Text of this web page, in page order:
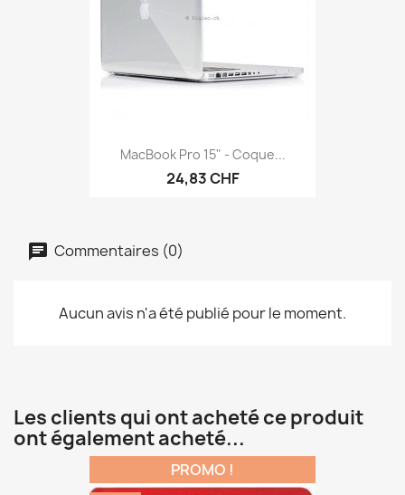
MacBook Pro 15" - Coque...
24,83 CHF
Commentaires (0)
Aucun avis n'a été publié pour le moment.
Les clients qui ont acheté ce produit
ont également acheté...
PROMO !